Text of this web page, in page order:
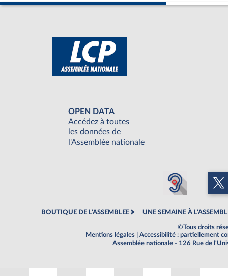
OPEN DATA
Accédez à toutes
les données de
l'Assemblée nationale
BOUTIQUE DE L'ASSEMBLEE UNE SEMAINE À
©Tous droits
Mentions légales
Accessibilité : partiellement
Assemblée nationale - 126 Rue de